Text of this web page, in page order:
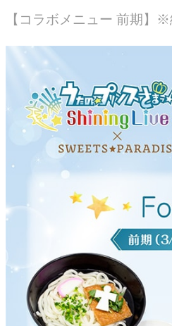
【コラボメニュー 前期】